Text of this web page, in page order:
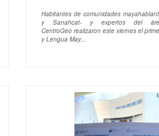
Habitantes de comunidades
y Sanahcat- y expertos del
CentroGeo realizaron este viernes el
y Lengua May...